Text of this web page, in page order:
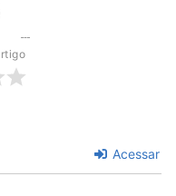
Acessar